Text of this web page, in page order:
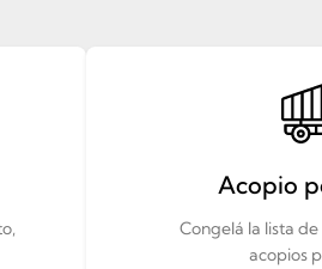
Acopio
Congelá la lista
acopios